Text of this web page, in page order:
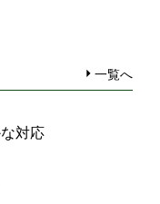
一覧へ
対応